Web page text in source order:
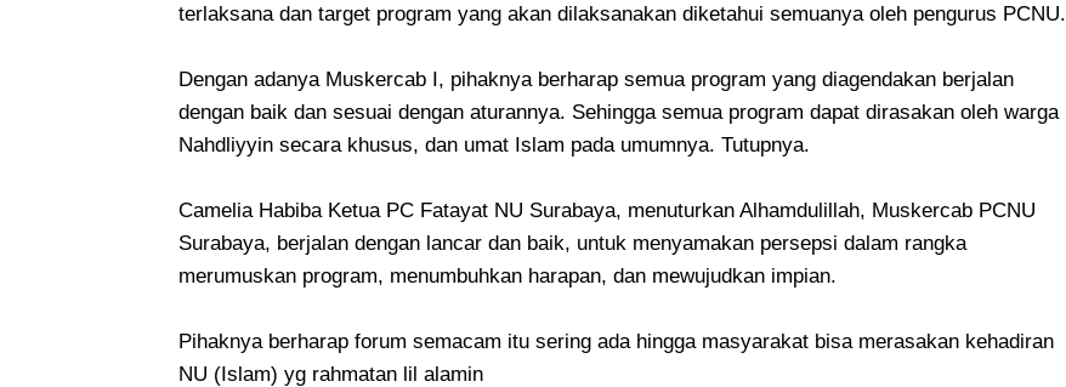
terlaksana dan target program yang akan dilaksanakan diketahui semuanya oleh pengurus PCNU.
Dengan adanya Muskercab I, pihaknya berharap semua program yang diagendakan berjalan
dengan baik dan sesuai dengan aturannya. Sehingga semua program dapat dirasakan oleh warga
Nahdliyyin secara khusus, dan umat Islam pada umumnya. Tutupnya.
Camelia Habiba Ketua PC Fatayat NU Surabaya, menuturkan Alhamdulillah, Muskercab PCNU
Surabaya, berjalan dengan lancar dan baik, untuk menyamakan persepsi dalam rangka
merumuskan program, menumbuhkan harapan, dan mewujudkan impian.
Pihaknya berharap forum semacam itu sering ada hingga masyarakat bisa merasakan kehadiran
NU (Islam) yg rahmatan lil alamin